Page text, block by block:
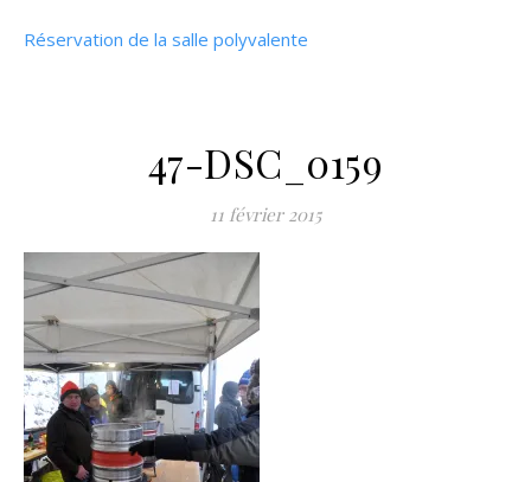
Réservation de la salle polyvalente
47-DSC_0159
11 février 2015